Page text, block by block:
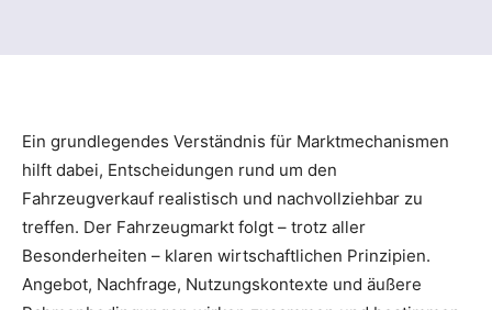
Ein grundlegendes Verständnis für Marktmechanismen
hilft dabei, Entscheidungen rund um den
Fahrzeugverkauf realistisch und nachvollziehbar zu
treffen. Der Fahrzeugmarkt folgt – trotz aller
Besonderheiten – klaren wirtschaftlichen Prinzipien.
Angebot, Nachfrage, Nutzungskontexte und äußere